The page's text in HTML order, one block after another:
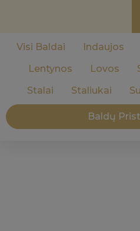
Visi Baldai Indaujos
Lentynos
Lovos
Stalai
Staliukai
Baldų